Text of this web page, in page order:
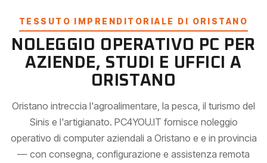
TESSUTO IMPRENDITORIALE DI ORISTANO
NOLEGGIO OPERATIVO PC PER
AZIENDE, STUDI E UFFICI A
ORISTANO
Oristano intreccia l'agroalimentare, la pesca, il turismo del
Sinis e l'artigianato. PC4YOU.IT fornisce noleggio
operativo di computer aziendali a Oristano e e in provincia
— con consegna, configurazione e assistenza remota